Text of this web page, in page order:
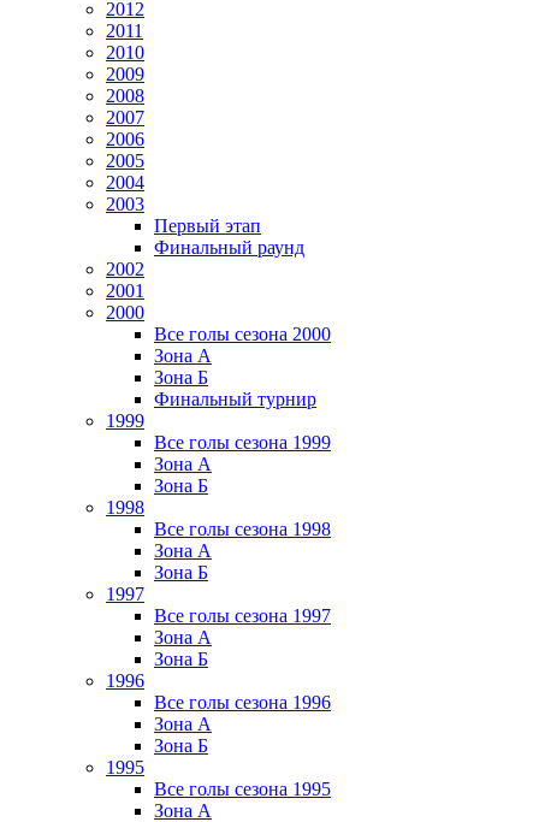
2012
2011
2010
2009
2008
2007
2006
2005
2004
2003
Первый этап
Финальный раунд
2002
2001
2000
Все голы сезона 2000
Зона А
Зона Б
Финальный турнир
1999
Все голы сезона 1999
Зона А
Зона Б
1998
Все голы сезона 1998
Зона А
Зона Б
1997
Все голы сезона 1997
Зона А
Зона Б
1996
Все голы сезона 1996
Зона А
Зона Б
1995
Все голы сезона 1995
Зона А